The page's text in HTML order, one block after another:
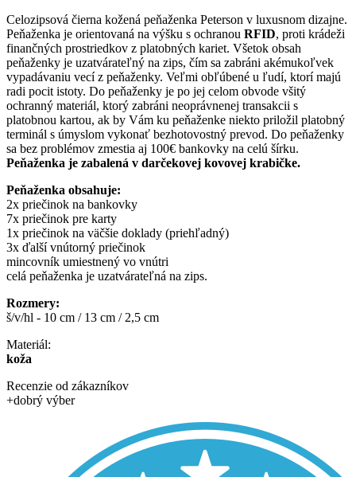
Celozipsová čierna kožená peňaženka Peterson v luxusnom dizajne.
Peňaženka je orientovaná na výšku s ochranou RFID, proti krádeži
finančných prostriedkov z platobných kariet. Všetok obsah
peňaženky je uzatvárateľný na zips, čím sa zabráni akémukoľvek
vypadávaniu vecí z peňaženky. Veľmi obľúbené u ľudí, ktorí majú
radi pocit istoty. Do peňaženky je po jej celom obvode všitý
ochranný materiál, ktorý zabráni neoprávnenej transakcii s
platobnou kartou, ak by Vám ku peňaženke niekto priložil platobný
terminál s úmyslom vykonať bezhotovostný prevod. Do peňaženky
sa bez problémov zmestia aj 100€ bankovky na celú šírku.
Peňaženka je zabalená v darčekovej kovovej krabičke.
Peňaženka obsahuje:
2x priečinok na bankovky
7x priečinok pre karty
1x priečinok na väčšie doklady (priehľadný)
3x ďalší vnútorný priečinok
mincovník umiestnený vo vnútri
celá peňaženka je uzatvárateľná na zips.
Rozmery:
š/v/hl - 10 cm / 13 cm / 2,5 cm
Materiál:
koža
Recenzie od zákazníkov
+dobrý výber